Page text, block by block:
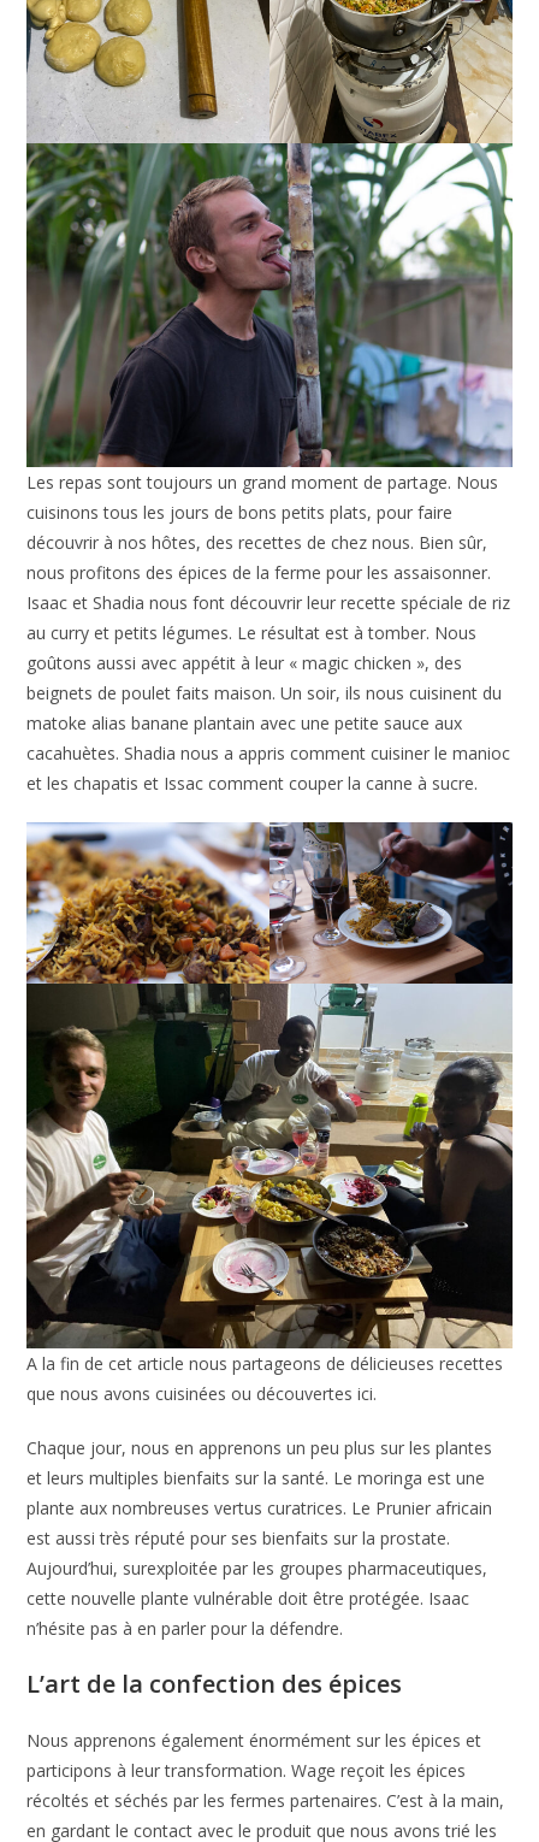
Les repas sont toujours un grand moment de partage. Nous
cuisinons tous les jours de bons petits plats, pour faire
découvrir à nos hôtes, des recettes de chez nous. Bien sûr,
nous profitons des épices de la ferme pour les assaisonner.
Isaac et Shadia nous font découvrir leur recette spéciale de riz
au curry et petits légumes. Le résultat est à tomber. Nous
goûtons aussi avec appétit à leur « magic chicken », des
beignets de poulet faits maison. Un soir, ils nous cuisinent du
matoke alias banane plantain avec une petite sauce aux
cacahuètes. Shadia nous a appris comment cuisiner le manioc
et les chapatis et Issac comment couper la canne à sucre.
A la fin de cet article nous partageons de délicieuses recettes
que nous avons cuisinées ou découvertes ici.
Chaque jour, nous en apprenons un peu plus sur les plantes
et leurs multiples bienfaits sur la santé. Le moringa est une
plante aux nombreuses vertus curatrices. Le Prunier africain
est aussi très réputé pour ses bienfaits sur la prostate.
Aujourd’hui, surexploitée par les groupes pharmaceutiques,
cette nouvelle plante vulnérable doit être protégée. Isaac
n’hésite pas à en parler pour la défendre.
L’art de la confection des épices
Nous apprenons également énormément sur les épices et
participons à leur transformation. Wage reçoit les épices
récoltés et séchés par les fermes partenaires. C’est à la main,
en gardant le contact avec le produit que nous avons trié les